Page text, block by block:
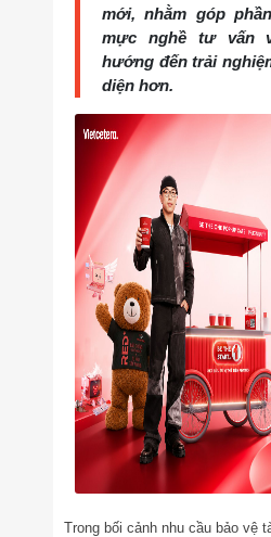
mới, nhằm góp
mực nghề tư vấn
hướng đến trải
diện hơn.
Trong bối cảnh nhu cầu bảo vệ